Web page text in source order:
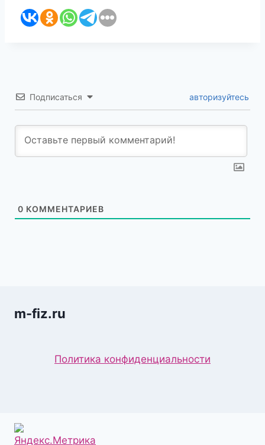
Подписаться авторизуйтесь
0 КОММЕНТАРИЕВ
m-fiz.ru
Политика конфиденциальности